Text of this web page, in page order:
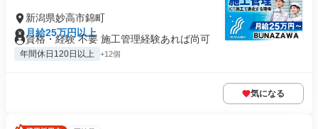
新潟県妙高市錦町
月給25万円以上
資格・経験 不要 施工管理経験あれば尚可
年間休日120日以上 +12個
気になる